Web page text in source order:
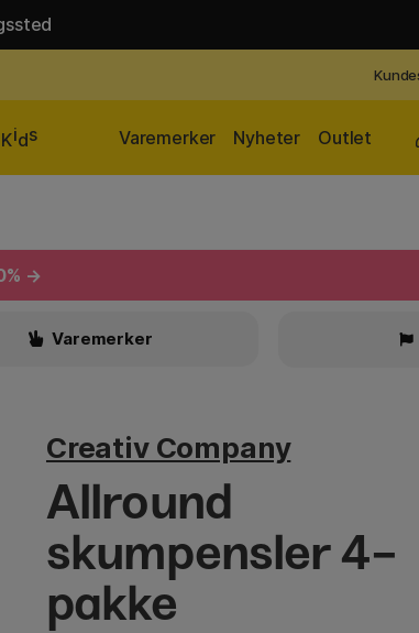
Kids Outlet
Nyheter
Varemerker
→
Varemerker
Creativ Company
Allround
skumpensler 4-
pakke